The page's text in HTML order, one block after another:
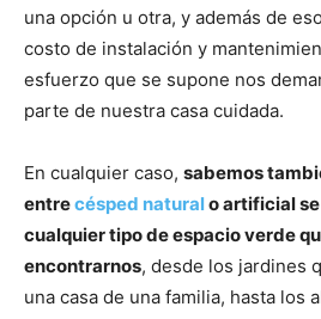
una opción u otra, y además de
costo de instalación y
esfuerzo que se supone nos
parte de nuestra casa cuidada.
En cualquier caso, sabemos
entrecésped naturalo artificial
cualquier tipo de espacio verde
encontrarnos, desde los jardines
una casa de una familia, hasta los